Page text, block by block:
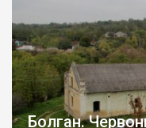
Болган.